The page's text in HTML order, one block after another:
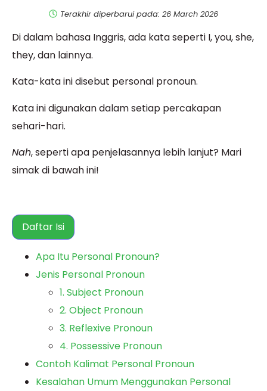
Terakhir diperbarui pada: 26 March 2026
Di dalam bahasa Inggris, ada kata seperti I, you, she,
they, dan lainnya.
Kata-kata ini disebut personal pronoun.
Kata ini digunakan dalam setiap percakapan
sehari-hari.
Nah, seperti apa penjelasannya lebih lanjut? Mari
simak di bawah ini!
Daftar Isi
Apa Itu Personal Pronoun?
Jenis Personal Pronoun
1. Subject Pronoun
2. Object Pronoun
3. Reflexive Pronoun
4. Possessive Pronoun
Contoh Kalimat Personal Pronoun
Kesalahan Umum Menggunakan Personal